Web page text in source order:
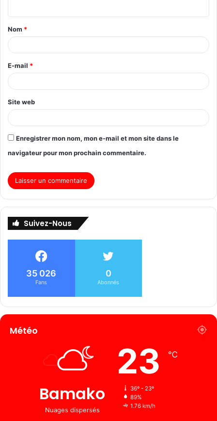
Nom *
E-mail *
Site web
Enregistrer mon nom, mon e-mail et mon site dans le
navigateur pour mon prochain commentaire.
Suivez-Nous
35 026
Fans
0
Abonnés
Météo
Bamako
Nuages ​​dispersés
23 ℃
36º - 23º
89%
1.76 km/h